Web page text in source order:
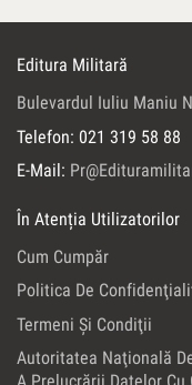
Editura Militară
Bulevardul Iuliu Maniu
Telefon: 021 319 58 88
E-Mail:
În Atenția Utilizatorilor
Cum Cumpăr
Politica De
Termeni Şi Condiţii
Autoritatea Naţională